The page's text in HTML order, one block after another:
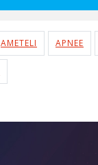
AMETELI APNEE